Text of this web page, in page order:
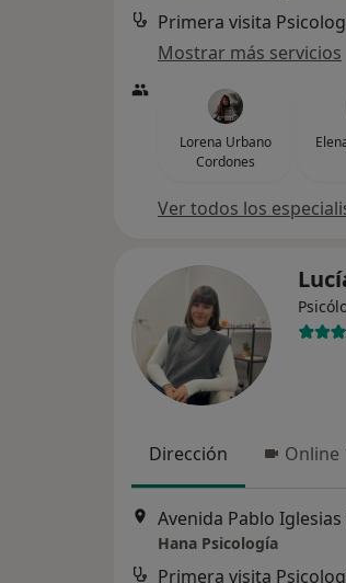
Primera visita
Mostrar más servicios
Lorena Urbano
Cordones
Ver todos los
Dirección Online
Hana Psicología
Primera visita